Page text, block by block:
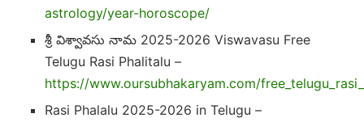
astrology/year-horoscope/
శ్రీ విశ్వావసు నామ 2025-2026 Viswavasu Free
Telugu Rasi Phalitalu –
https://www.oursubhakaryam.com/
Rasi Phalalu 2025-2026 in Telugu –